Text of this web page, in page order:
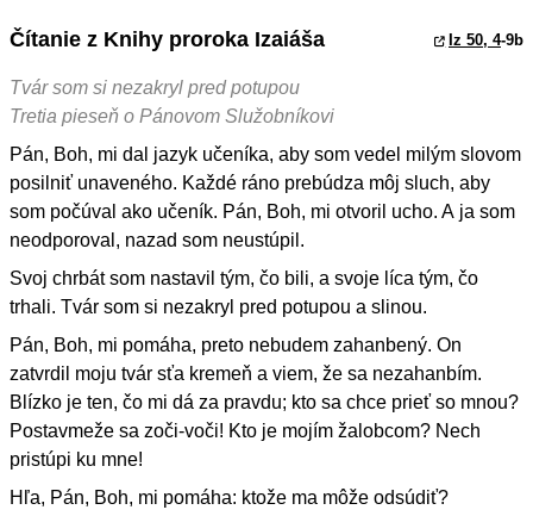
Čítanie z Knihy proroka Izaiáša Iz 50, 4-9b
Tvár som si nezakryl pred potupou
Tretia pieseň o Pánovom Služobníkovi
Pán, Boh, mi dal jazyk učeníka, aby som vedel milým slovom
posilniť unaveného. Každé ráno prebúdza môj sluch, aby
som počúval ako učeník. Pán, Boh, mi otvoril ucho. A ja som
neodporoval, nazad som neustúpil.
Svoj chrbát som nastavil tým, čo bili, a svoje líca tým, čo
trhali. Tvár som si nezakryl pred potupou a slinou.
Pán, Boh, mi pomáha, preto nebudem zahanbený. On
zatvrdil moju tvár sťa kremeň a viem, že sa nezahanbím.
Blízko je ten, čo mi dá za pravdu; kto sa chce prieť so mnou?
Postavmeže sa zoči-voči! Kto je mojím žalobcom? Nech
pristúpi ku mne!
Hľa, Pán, Boh, mi pomáha: ktože ma môže odsúdiť?